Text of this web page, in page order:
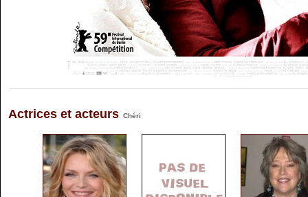
Actrices et acteurs Chéri